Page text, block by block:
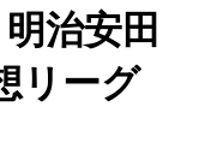
治安田
リーグ